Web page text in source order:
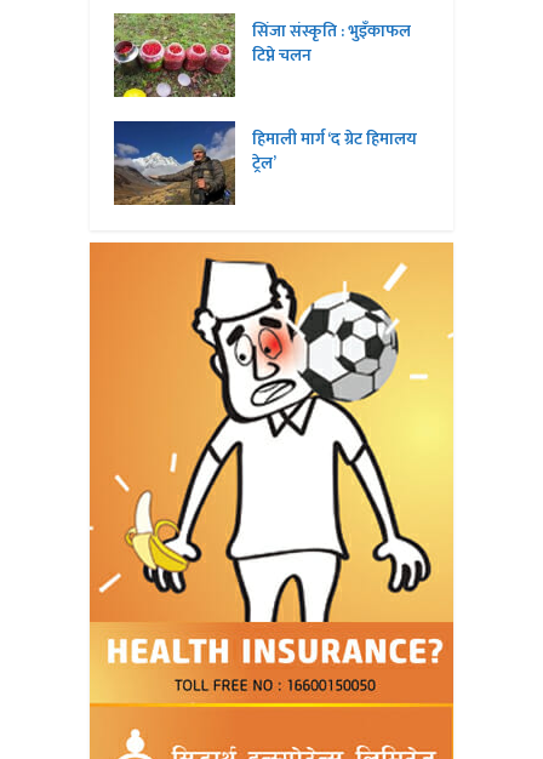
सिंजा संस्कृति : भुइँकाफल
टिप्ने चलन
हिमाली मार्ग ‘द ग्रेट हिमालय
ट्रेल’